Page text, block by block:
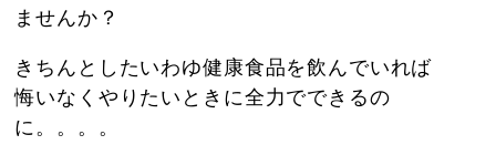
ませんか？
きちんとしたいわゆ健康食品を飲んでいれば
悔いなくやりたいときに全力でできるの
に。。。。